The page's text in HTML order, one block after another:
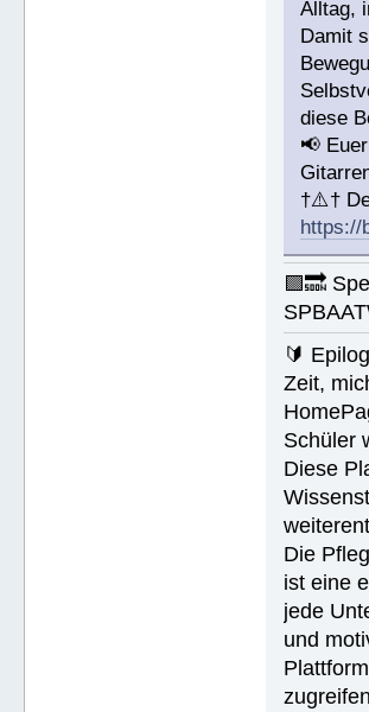
Alltag,
Damit
diese
📢
†⚠️†
https://
🟪🔜
🔰
Zeit,
Schüler
Diese
Die
ist eine
jede
und